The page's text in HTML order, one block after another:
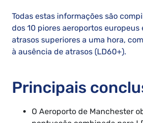
Todas estas informações são
dos 10 piores aeroportos europeus
atrasos superiores a uma hora,
à ausência de atrasos (LD60+).
Principais
O Aeroporto de Manchester